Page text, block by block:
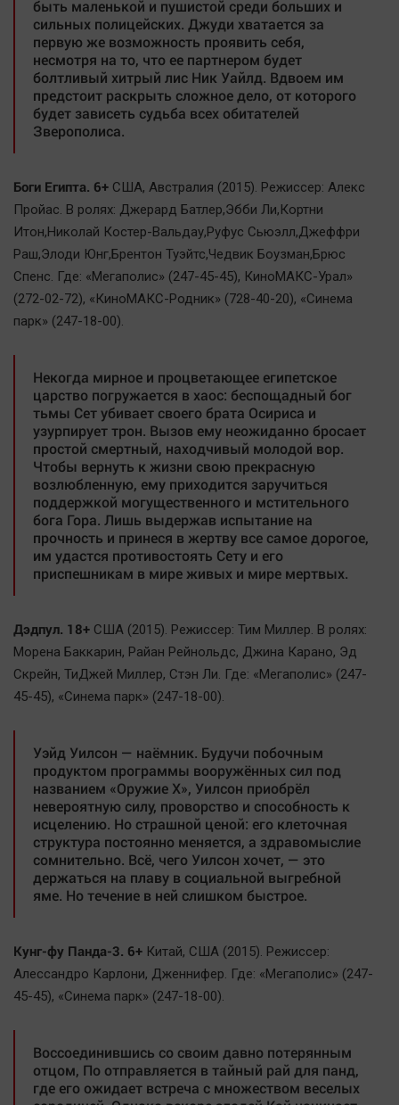
быть маленькой и пушистой среди больших и
сильных полицейских. Джуди хватается за
первую же возможность проявить себя,
несмотря на то, что ее партнером будет
болтливый хитрый лис Ник Уайлд. Вдвоем им
предстоит раскрыть сложное дело, от которого
будет зависеть судьба всех обитателей
Зверополиса.
Боги Египта. 6+ США, Австралия (2015). Режиссер: Алекс
Пройас. В ролях: Джерард Батлер,Эбби Ли,Кортни
Итон,Николай Костер-Вальдау,Руфус Сьюэлл,Джеффри
Раш,Элоди Юнг,Брентон Туэйтс,Чедвик Боузман,Брюс
Спенс. Где: «Мегаполис» (247-45-45), КиноМАКС-Урал»
(272-02-72), «КиноМАКС-Родник» (728-40-20), «Синема
парк» (247-18-00).
Некогда мирное и процветающее египетское
царство погружается в хаос: беспощадный бог
тьмы Сет убивает своего брата Осириса и
узурпирует трон. Вызов ему неожиданно бросает
простой смертный, находчивый молодой вор.
Чтобы вернуть к жизни свою прекрасную
возлюбленную, ему приходится заручиться
поддержкой могущественного и мстительного
бога Гора. Лишь выдержав испытание на
прочность и принеся в жертву все самое дорогое,
им удастся противостоять Сету и его
приспешникам в мире живых и мире мертвых.
Дэдпул. 18+ США (2015). Режиссер: Тим Миллер. В ролях:
Морена Баккарин, Райан Рейнольдс, Джина Карано, Эд
Скрейн, ТиДжей Миллер, Стэн Ли. Где: «Мегаполис» (247-
45-45), «Синема парк» (247-18-00).
Уэйд Уилсон — наёмник. Будучи побочным
продуктом программы вооружённых сил под
названием «Оружие X», Уилсон приобрёл
невероятную силу, проворство и способность к
исцелению. Но страшной ценой: его клеточная
структура постоянно меняется, а здравомыслие
сомнительно. Всё, чего Уилсон хочет, — это
держаться на плаву в социальной выгребной
яме. Но течение в ней слишком быстрое.
Кунг-фу Панда-3. 6+ Китай, США (2015). Режиссер:
Алессандро Карлони, Дженнифер. Где: «Мегаполис» (247-
45-45), «Синема парк» (247-18-00).
Воссоединившись со своим давно потерянным
отцом, По отправляется в тайный рай для панд,
где его ожидает встреча с множеством веселых